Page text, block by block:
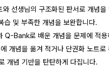
선생님의 구조화된 판서로 개념을
및 부족한 개념을 보완합니다.
Q-Bank로 배운 개념을 문제에 적용
개념을 옮겨 적거나 단권화 노트로
개념 기반을 탄탄하게 다집니다.